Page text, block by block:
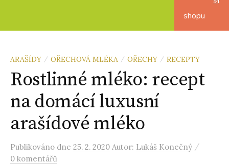
shopu
ARAŠÍDY / OŘECHOVÁ MLÉKA / OŘECHY / RECEPTY
Rostlinné mléko: recept
na domácí luxusní
arašídové mléko
Publikováno dne 25. 2. 2020 Autor: Lukáš Konečný /
0 komentářů